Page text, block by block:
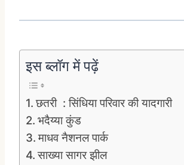
इस ब्लॉग में पढ़ें
छतरी : सिंधिया परिवार की यादगारी
भदैय्या कुंड
माधव नैशनल पार्क
साख्या सागर झील